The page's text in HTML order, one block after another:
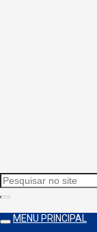
MENU PRINCIPAL